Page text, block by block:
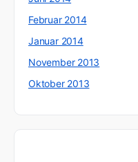
Februar 2014
Januar 2014
November 2013
Oktober 2013